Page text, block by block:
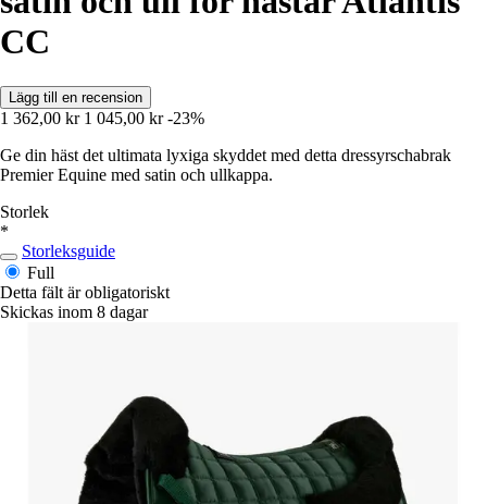
CC
Lägg till en recension
1 362,00 kr 1 045,00 kr -23%
Ge din häst det ultimata lyxiga skyddet med detta dressyrschabrak
Premier Equine med satin och ullkappa.
Storlek
*
Storleksguide
Full
Detta fält är obligatoriskt
Skickas inom 8 dagar